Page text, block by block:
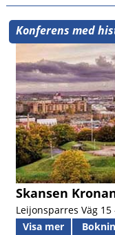
Konferens med
Skansen
Leijonsparres Väg 15
Visa mer